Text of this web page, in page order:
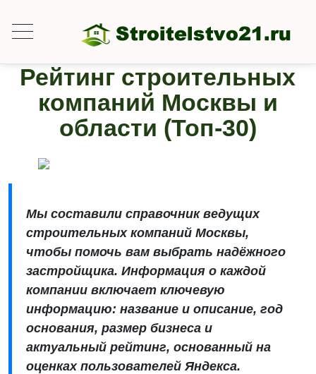
Рейтинг строительных
компаний Москвы и
области (Топ-30)
Мы составили справочник ведущих
строительных компаний Москвы,
чтобы помочь вам выбрать надёжного
застройщика. Информация о каждой
компании включает ключевую
информацию: название и описание, год
основания, размер бизнеса и
актуальный рейтинг, основанный на
оценках пользователей Яндекса.